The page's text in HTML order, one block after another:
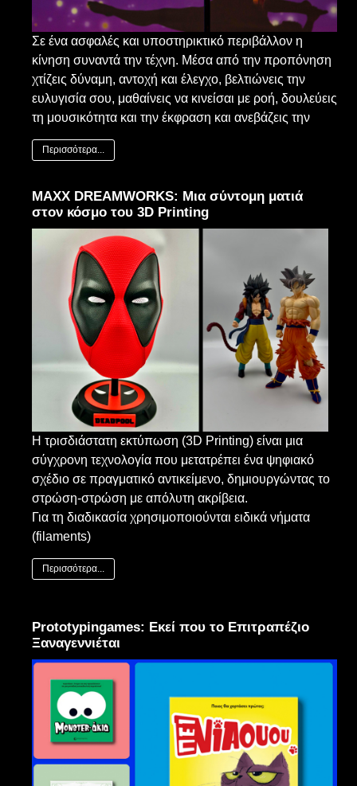
Σε ένα ασφαλές και υποστηρικτικό περιβάλλον η
κίνηση συναντά την τέχνη. Μέσα από την προπόνηση
χτίζεις δύναμη, αντοχή και έλεγχο, βελτιώνεις την
ευλυγισία σου, μαθαίνεις να κινείσαι με ροή, δουλεύεις
τη μουσικότητα και την έκφραση και ανεβάζεις την
Περισσότερα...
MAXX DREAMWORKS: Μια σύντομη ματιά
στον κόσμο του 3D Printing
Η τρισδιάστατη εκτύπωση (3D Printing) είναι μια
σύγχρονη τεχνολογία που μετατρέπει ένα ψηφιακό
σχέδιο σε πραγματικό αντικείμενο, δημιουργώντας το
στρώση-στρώση με απόλυτη ακρίβεια.
Για τη διαδικασία χρησιμοποιούνται ειδικά νήματα
(filaments)
Περισσότερα...
Prototypingames: Εκεί που το Επιτραπέζιο
Ξαναγεννιέται